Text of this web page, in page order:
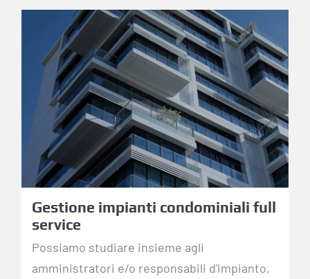
Gestione impianti
condominiali full
service
Gestione impianti condominiali full
service
Possiamo studiare insieme agli
amministratori e/o responsabili d'impianto,